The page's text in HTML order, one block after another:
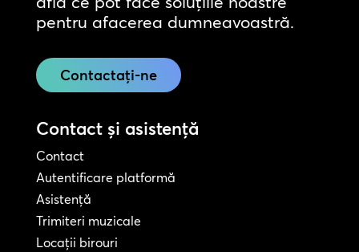
pentru afacerea dumneavoastră.
Contactați-ne
Contact și asistență
Contact
Autentificare platformă
Asistență
Trimiteri muzicale
Locații birouri